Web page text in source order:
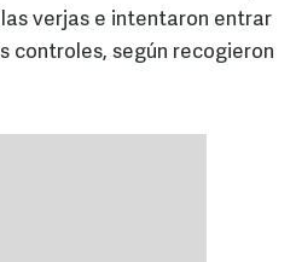
verjas e intentaron entrar
controles, según recogieron